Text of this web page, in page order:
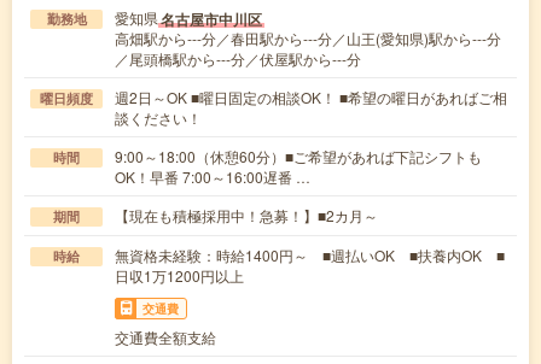
勤務地 愛知県名古屋市中川区
高畑駅から---分／春田駅から---分／山王(愛知県)駅から---分
／尾頭橋駅から---分／伏屋駅から---分
曜日頻度
週2日～OK ■曜日固定の相談OK！ ■希望の曜日があればご相
談ください！
時間
9:00～18:00（休憩60分）■ご希望があれば下記シフトも
OK！早番 7:00～16:00遅番 …
期間 【現在も積極採用中！急募！】■2カ月～
時給
無資格未経験：時給1400円～ ■週払いOK ■扶養内OK ■
日収1万1200円以上
交通費
交通費全額支給